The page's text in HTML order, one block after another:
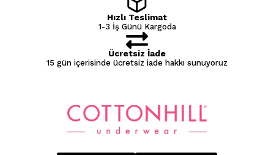
Hızlı Teslimat
1-3 İş Günü Kargoda
Ücretsiz İade
15 gün içerisinde ücretsiz iade hakkı sunuyoruz